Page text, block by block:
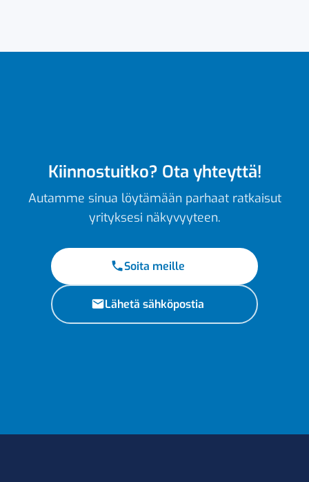
Kiinnostuitko? Ota yhteyttä!
Autamme sinua löytämään parhaat ratkaisut
yrityksesi näkyvyyteen.
Soita meille
Lähetä sähköpostia